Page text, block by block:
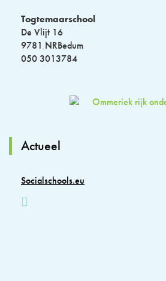
Togtemaarschool
De Vlijt 16
9781 NRBedum
050 3013784
Actueel
Socialschools.eu